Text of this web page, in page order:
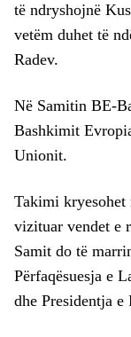
të ndryshojnë
vetëm duhet të
Radev.
Në Samitin BE-
Bashkimit
Unionit.
Takimi
vizituar vendet e
Samit do të
Përfaqësuesja e
dhe Presidentja